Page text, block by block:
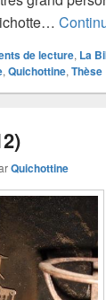
de lecture, La
, Quichottine, Thèse
Quichottine